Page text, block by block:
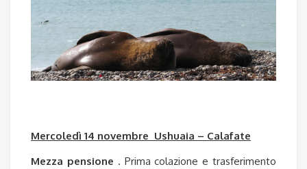
Mercoledì 14 novembre Ushuaia – Calafate
Mezza pensione . Prima colazione e trasferimento